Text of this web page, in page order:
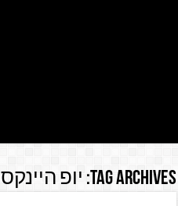
Tag Archives: יופ היינקס